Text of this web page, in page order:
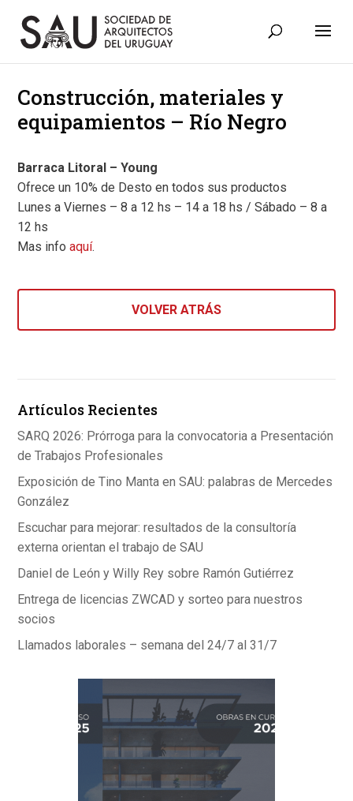
Construcción, materiales y
equipamientos – Río Negro
Barraca Litoral – Young
Ofrece un 10% de Desto en todos sus productos
Lunes a Viernes – 8 a 12 hs – 14 a 18 hs / Sábado – 8 a
12 hs
Mas infoaquí.
VOLVER ATRÁS
Artículos Recientes
SARQ 2026: Prórroga para la convocatoria a Presentación
de Trabajos Profesionales
Exposición de Tino Manta en SAU: palabras de Mercedes
González
Escuchar para mejorar: resultados de la consultoría
externa orientan el trabajo de SAU
Daniel de León y Willy Rey sobre Ramón Gutiérrez
Entrega de licencias ZWCAD y sorteo para nuestros
socios
Llamados laborales – semana del 24/7 al 31/7